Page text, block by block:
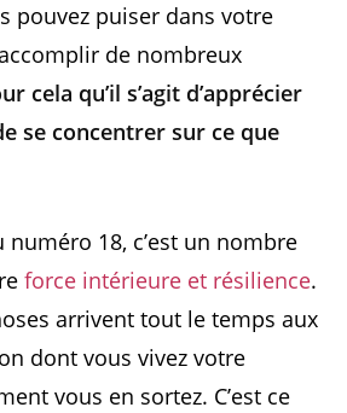
pouvez puiser dans votre
de nombreux
cela qu’il s’agit d’apprécier
se concentrer sur ce que
18, c’est un nombre
force intérieure et résilience.
arrivent tout le temps aux
dont vous vivez votre
vous en sortez. C’est ce